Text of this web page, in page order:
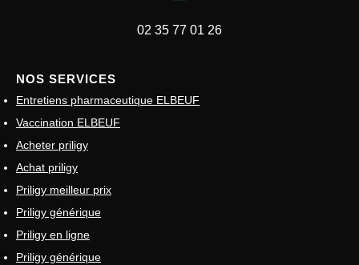
02 35 77 01 26
NOS SERVICES
Entretiens pharmaceutique ELBEUF
Vaccination ELBEUF
Acheter priligy
Achat priligy
Priligy meilleur prix
Priligy générique
Priligy en ligne
Priligy générique